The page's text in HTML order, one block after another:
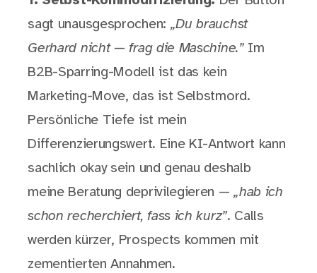
sagt unausgesprochen: „Du brauchst
Gerhard nicht — frag die Maschine.”Im
B2B-Sparring-Modell ist das kein
Marketing-Move, das ist Selbstmord.
Persönliche Tiefe ist mein
Differenzierungswert. Eine KI-Antwort kann
sachlich okay sein und genau deshalb
meine Beratung deprivilegieren —„hab ich
schon recherchiert, fass ich kurz”. Calls
werden kürzer, Prospects kommen mit
zementierten Annahmen.